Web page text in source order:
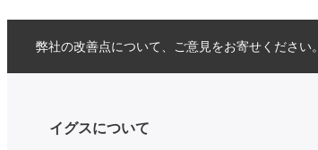
弊社の改善点について、ご意見をお寄せください。
イグスについて